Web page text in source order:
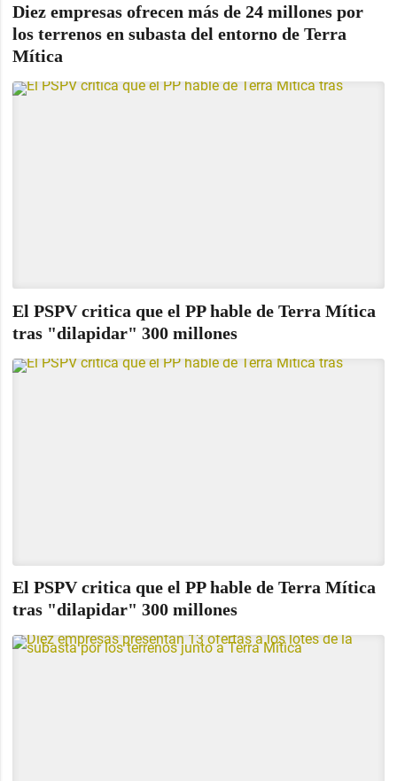
Diez empresas ofrecen más de 24 millones por
los terrenos en subasta del entorno de Terra
Mítica
El PSPV critica que el PP hable de Terra Mítica
tras "dilapidar" 300 millones
El PSPV critica que el PP hable de Terra Mítica
tras "dilapidar" 300 millones